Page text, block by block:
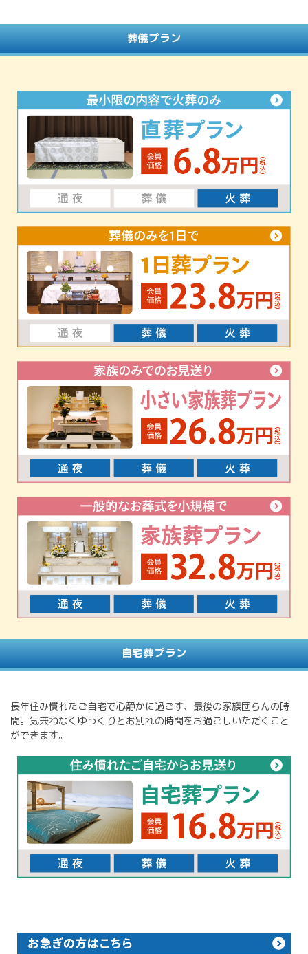
葬儀プラン
自宅葬プラン
長年住み慣れたご自宅で心静かに過ごす、最後の家族団らんの時
間。気兼ねなくゆっくりとお別れの時間をお過ごしいただくこと
ができます。